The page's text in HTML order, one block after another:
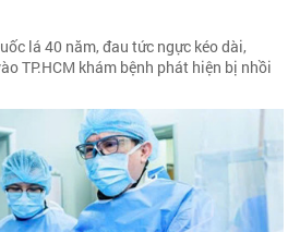
lá 40 năm, đau tức ngực kéo dài,
TP.HCM khám bệnh phát hiện bị nhồi